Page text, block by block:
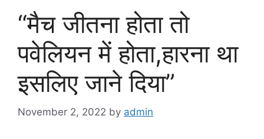
“मैच जीतना होता तो
पवेलियन में होता,हारना था
इसलिए जाने दिया”
November 2, 2022 by admin